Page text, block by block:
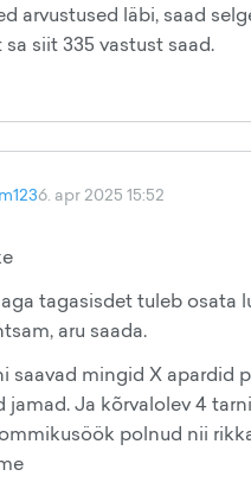
arvustused läbi, saad
siit 335 vastust saad.
6. apr 2025 15:52
tagasisdet tuleb osata
aru saada.
saavad mingid X apardid
jamad. Ja kõrvalolev 4
polnud nii